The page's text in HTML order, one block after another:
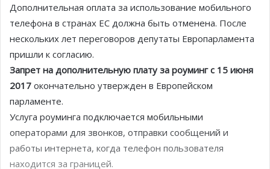
Дополнительная оплата за использование мобильного
телефона в странах ЕС должна быть отменена. После
нескольких лет переговоров депутаты Европарламента
пришли к согласию.
Запрет на дополнительную плату за роуминг с 15 июня
2017 окончательно утвержден в Европейском
парламенте.
Услуга роуминга подключается мобильными
операторами для звонков, отправки сообщений и
работы интернета, когда телефон пользователя
находится за границей.